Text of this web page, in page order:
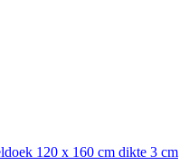
120 x 160 cm dikte 3 cm